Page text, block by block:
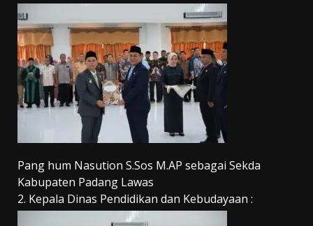
Pang hum Nasution S.Sos M.AP sebagai Sekda
Kabupaten Padang Lawas
2. Kepala Dinas Pendidikan dan Kebudayaan :